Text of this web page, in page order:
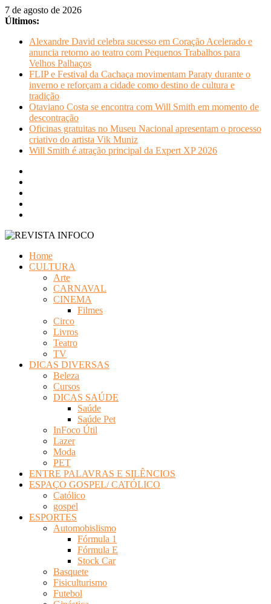
Pular
para
conteúdo
7 de agosto de 2026
Últimos:
Alexandre David celebra sucesso em Coração Acelerado e
anuncia retorno ao teatro com Pequenos Trabalhos para
Velhos Palhaços
FLIP e Festival da Cachaça movimentam Paraty durante o
inverno e reforçam a cidade como destino de cultura e
tradição
Otaviano Costa se encontra com Will Smith em momento de
descontração
Oficinas gratuitas no Museu Nacional apresentam o processo
criativo do artista Vik Muniz
Will Smith é atração principal da Expert XP 2026
INFOCO
Home
CULTURA
Arte
CARNAVAL
CINEMA
Filmes
Circo
Livros
Teatro
TV
DICAS DIVERSAS
Beleza
Cursos
DICAS SAÚDE
Saúde
Saúde Pet
InFoco Útil
Lazer
Moda
PET
ENTRE PALAVRAS E SILÊNCIOS
ESPAÇO GOSPEL/ CATÓLICO
Católico
gospel
ESPORTES
Automobislismo
Fórmula 1
Fórmula E
Stock Car
Basquete
Fisiculturismo
Futebol